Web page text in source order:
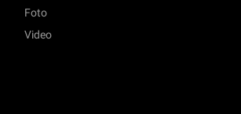
Foto
Video